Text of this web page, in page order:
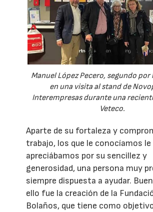
Manuel López Pecero, segundo por
en una visita al stand de
Interempresas durante una
Veteco.
Aparte de su fortaleza y
trabajo, los que le conocíamos le
apreciábamos por su sencillez y
generosidad, una persona muy
siempre dispuesta a ayudar.
ello fue la creación de la
Bolaños, que tiene como